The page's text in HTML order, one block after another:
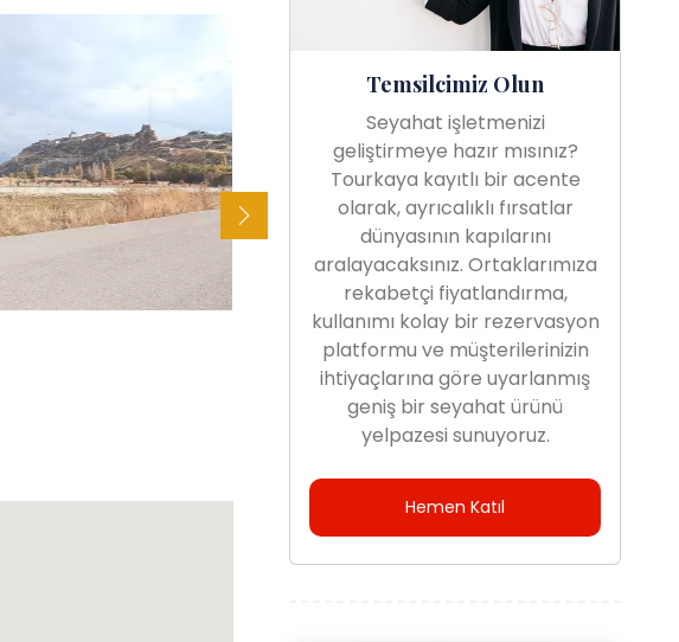
Temsilcimiz Olun
Seyahat işletmenizi
geliştirmeye hazır mısınız?
Tourkaya kayıtlı bir acente
olarak, ayrıcalıklı fırsatlar
dünyasının kapılarını
aralayacaksınız. Ortaklarımıza
rekabetçi fiyatlandırma,
kullanımı kolay bir rezervasyon
platformu ve müşterilerinizin
ihtiyaçlarına göre uyarlanmış
geniş bir seyahat ürünü
yelpazesi sunuyoruz.
Hemen Katıl